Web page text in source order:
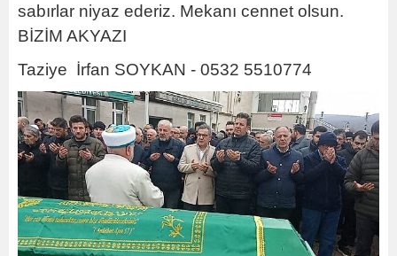
sabırlar niyaz ederiz. Mekanı cennet olsun.
BİZİM AKYAZI
Taziye İrfan SOYKAN - 0532 5510774